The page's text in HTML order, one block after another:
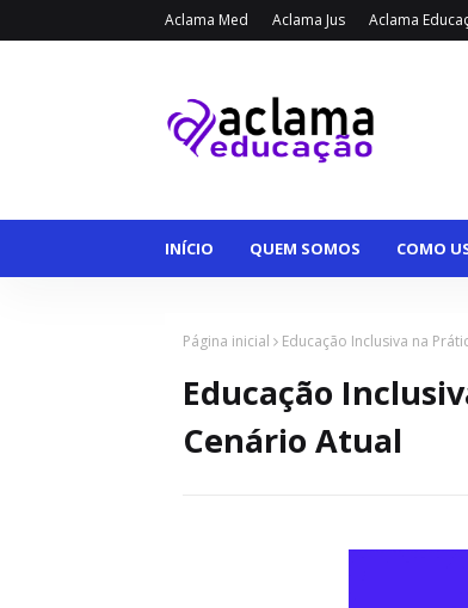
Aclama Med Aclama Jus Aclama
INÍCIO QUEM SOMOS COMO
Página inicial Educação Inclusiva na
Educação
Cenário Atual